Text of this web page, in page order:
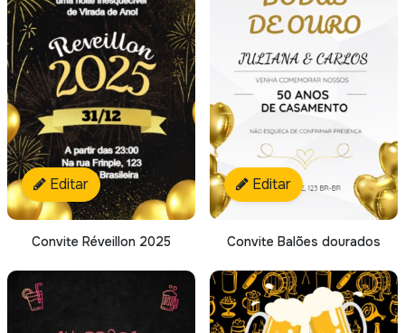
Editar
Convite Réveillon 2025
Editar
Convite Balões dourados